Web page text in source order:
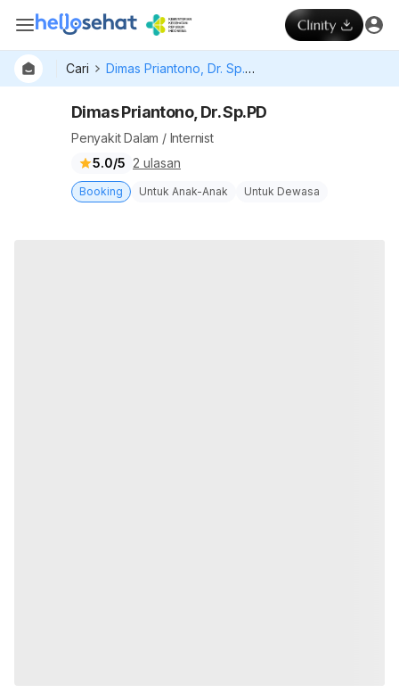
Cari Dimas Priantono, Dr. Sp.PD
Dimas Priantono, Dr. Sp.PD
Penyakit Dalam / Internist
5.0/5 2 ulasan
Booking Untuk Anak-Anak Untuk Dewasa